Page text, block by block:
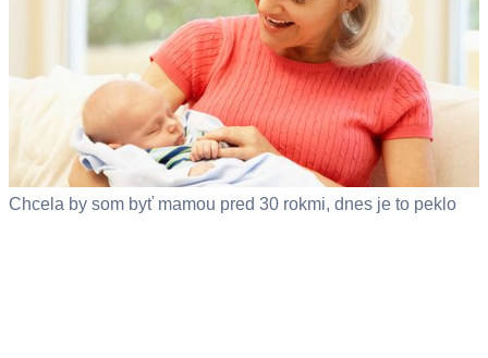
Chcela by som byť mamou pred 30 rokmi, dnes je to peklo